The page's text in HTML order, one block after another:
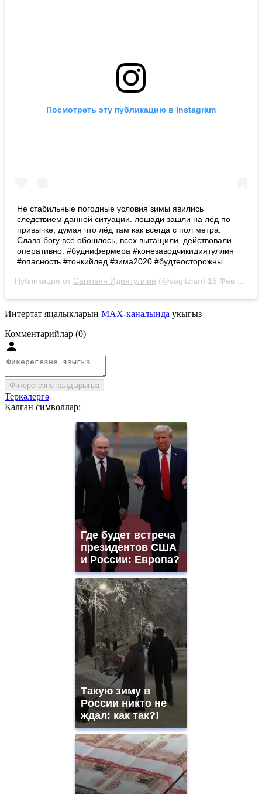
Посмотреть эту публикацию в Instagram
Не стабильные погодные условия зимы явились
следствием данной ситуации. лошади зашли на лёд по
привычке, думая что лёд там как всегда с пол метра.
Слава богу все обошлось, всех вытащили, действовали
оперативно. #буднифермера #конезаводчикидиятуллин
#опасность #тонкийлед #зима2020 #будтеосторожны
Публикация от Сагитзян Идиятуллин (@sagitzian) 16 Фев 2020 в 1:50 PST
Интертат яңалыкларын MAX-каналында укыгыз
Комментарийлар (0)
Фикерегезне калдырыгыз
Теркәлергә
Калган символлар:
Где будет встреча
президентов США
и России: Европа?
Такую зиму в
России никто не
ждал: как так?!